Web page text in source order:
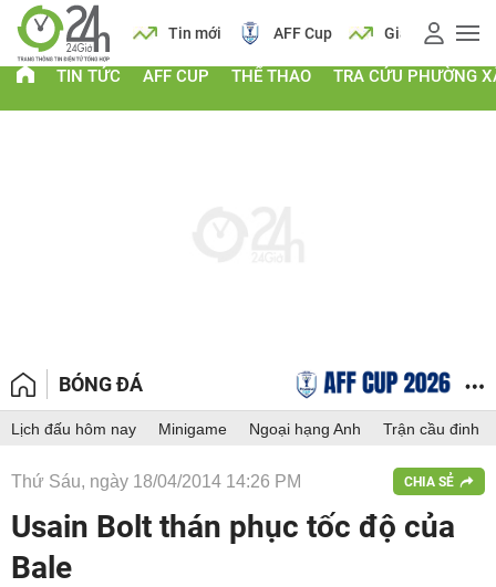
Lịch Tin mới AFF Cup Giá vàng
TIN TỨC AFF CUP THỂ THAO TRA CỨU PHƯỜNG
BÓNG ĐÁ
Lịch đấu hôm nay Minigame Ngoại hạng Anh Trận cầu đinh
Thứ Sáu, ngày 18/04/2014 14:26 PM CHIA SẺ
Usain Bolt thán phục tốc độ của
Bale